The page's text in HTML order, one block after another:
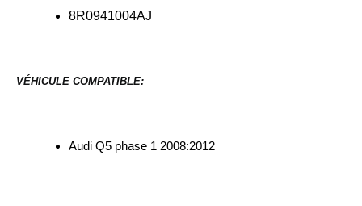
8R0941004AJ
VÉHICULE COMPATIBLE:
Audi Q5 phase 1 2008:2012